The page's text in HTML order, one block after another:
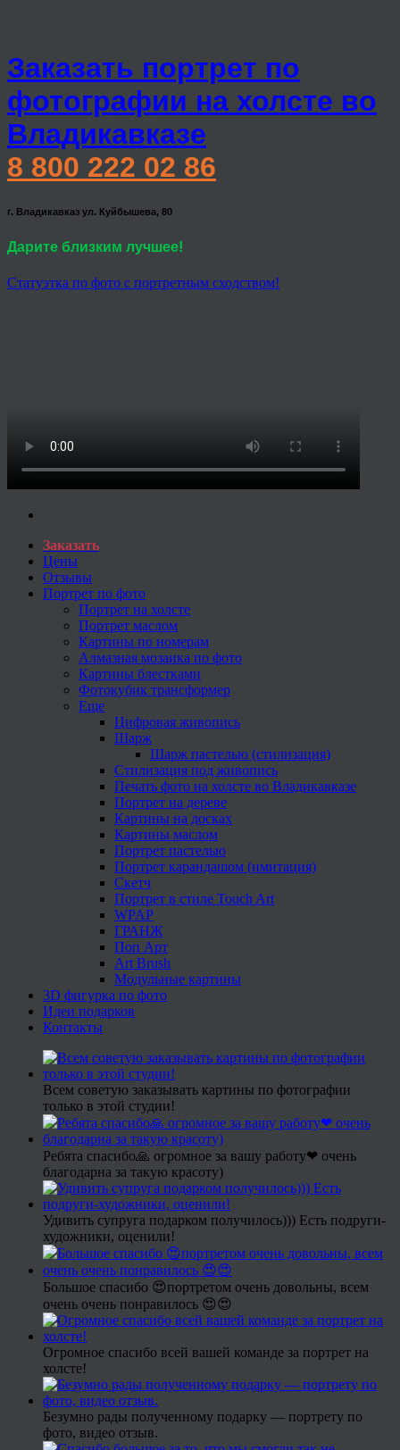
Заказать портрет по
фотографии на холсте во
Владикавказе
8 800 222 02 86
г. Владикавказ ул. Куйбышева, 80
Дарите близким лучшее!
Статуэтка по фото с портретным сходством!
Заказать
Цены
Отзывы
Портрет по фото
Портрет на холсте
Портрет маслом
Картины по номерам
Алмазная мозаика по фото
Картины блестками
Фотокубик трансформер
Еще
Цифровая живопись
Шарж
Шарж пастелью (стилизация)
Стилизация под живопись
Печать фото на холсте во Владикавказе
Портрет на дереве
Картины на досках
Картины маслом
Портрет пастелью
Портрет карандашом (имитация)
Скетч
Портрет в стиле Touch Art
WPAP
ГРАНЖ
Поп Арт
Art Brush
Модульные картины
3D фигурка по фото
Идеи подарков
Контакты
Всем советую заказывать картины по фотографии
только в этой студии!
Ребята спасибо🙏 огромное за вашу работу❤ очень
благодарна за такую красоту)
Удивить супруга подарком получилось))) Есть подруги-
художники, оценили!
Большое спасибо 😍портретом очень довольны, всем
очень очень понравилось 😍😍
Огромное спасибо всей вашей команде за портрет на
холсте!
Безумно рады полученному подарку — портрету по
фото, видео отзыв.